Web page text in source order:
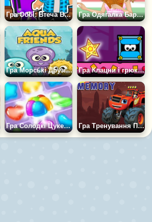
Гра Оббі: Втеча Від Бабусі Гра Одягалка Барбі Вчительки
Гра Морські Друзі: Головоломка Гра Клацни і грюкни
Гра Солодкі Цукерки: Три в Ряд Гра Тренування Пам'яті: Вспиш і Чудо Машинки